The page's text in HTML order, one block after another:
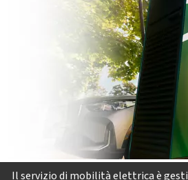
Il servizio di mobilità elettrica è